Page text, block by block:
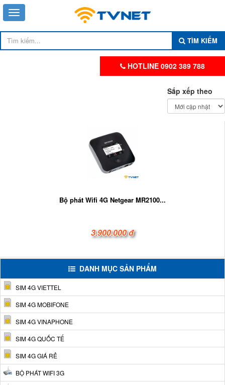
TÌM KIẾM
HOTLINE 0902 389 788
Sắp xếp theo
Bộ phát Wifi 4G Netgear MR2100...
3.900.000 đ
DANH MỤC SẢN PHẨM
SIM 4G VIETTEL
SIM 4G MOBIFONE
SIM 4G VINAPHONE
SIM 4G QUỐC TẾ
SIM 4G GIÁ RẺ
BỘ PHÁT WIFI 3G